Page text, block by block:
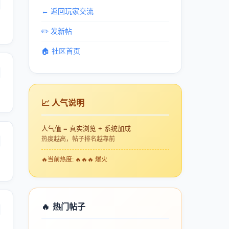
← 返回玩家交流
✏️ 发新帖
🏠 社区首页
📈 人气说明
人气值 = 真实浏览 + 系统加成
热度越高，帖子排名越靠前
🔥 当前热度: 🔥🔥🔥 爆火
🔥 热门帖子